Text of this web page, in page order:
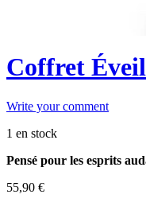
Coffret Éveil
Write your comment
1 en stock
Pensé pour les esprits
55,90 €